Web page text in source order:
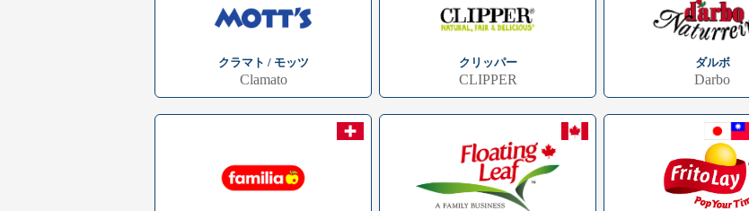
クラマト / モッツ
Clamato
クリッパー
CLIPPER
ダルボ
Darbo